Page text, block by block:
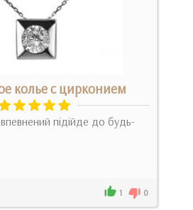
колье с цирконием
підійде до будь-
1 0